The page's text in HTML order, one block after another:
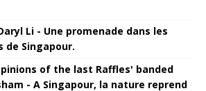
Li - Une promenade dans les
de Singapour.
of the last Raffles' banded
- A Singapour, la nature reprend